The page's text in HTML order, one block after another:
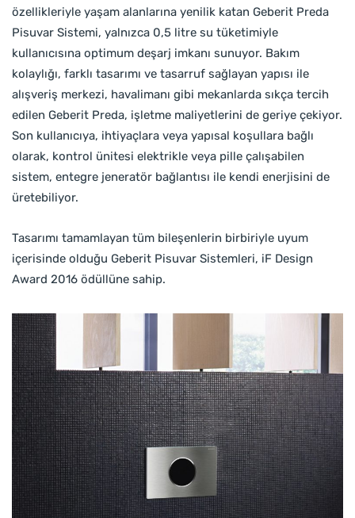
özellikleriyle yaşam alanlarına yenilik katan Geberit Preda
Pisuvar Sistemi, yalnızca 0,5 litre su tüketimiyle
kullanıcısına optimum deşarj imkanı sunuyor. Bakım
kolaylığı, farklı tasarımı ve tasarruf sağlayan yapısı ile
alışveriş merkezi, havalimanı gibi mekanlarda sıkça tercih
edilen Geberit Preda, işletme maliyetlerini de geriye çekiyor.
Son kullanıcıya, ihtiyaçlara veya yapısal koşullara bağlı
olarak, kontrol ünitesi elektrikle veya pille çalışabilen
sistem, entegre jeneratör bağlantısı ile kendi enerjisini de
üretebiliyor.
Tasarımı tamamlayan tüm bileşenlerin birbiriyle uyum
içerisinde olduğu Geberit Pisuvar Sistemleri, iF Design
Award 2016 ödüllüne sahip.